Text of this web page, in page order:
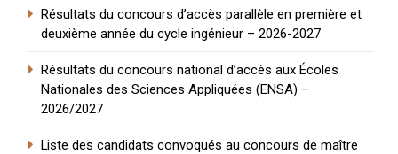
Résultats du concours d’accès parallèle en première et
deuxième année du cycle ingénieur – 2026-2027
Résultats du concours national d’accès aux Écoles
Nationales des Sciences Appliquées (ENSA) –
2026/2027
Liste des candidats convoqués au concours de maître